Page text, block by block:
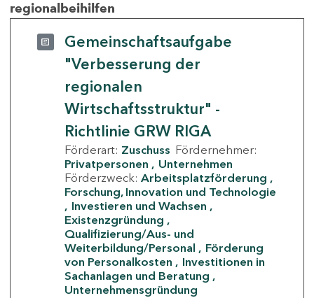
regionalbeihilfen
Gemeinschaftsaufgabe
"Verbesserung der
regionalen
Wirtschaftsstruktur" -
Richtlinie GRW RIGA
Förderart: Zuschuss Fördernehmer:
Privatpersonen
Unternehmen
Förderzweck: Arbeitsplatzförderung
Forschung, Innovation und Technologie
Investieren und Wachsen
Existenzgründung
Qualifizierung/Aus- und
Weiterbildung/Personal
Förderung
von Personalkosten
Investitionen in
Sachanlagen und Beratung
Unternehmensgründung